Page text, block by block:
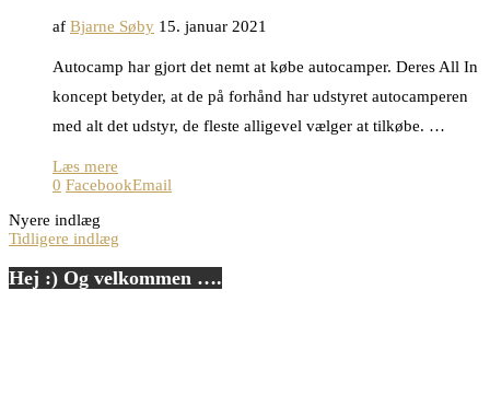
af Bjarne Søby 15. januar 2021
Autocamp har gjort det nemt at købe autocamper. Deres All In
koncept betyder, at de på forhånd har udstyret autocamperen
med alt det udstyr, de fleste alligevel vælger at tilkøbe. …
Læs mere
0 FacebookEmail
Nyere indlæg
Tidligere indlæg
Hej :) Og velkommen ….